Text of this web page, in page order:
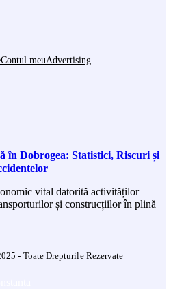
Contul meuAdvertising
în Dobrogea: Statistici, Riscuri și
vital datorită activităților
și construcțiilor în plină
- Toate Drepturile Rezervate